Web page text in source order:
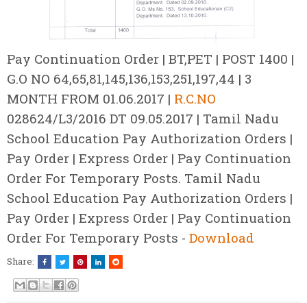
Pay Continuation Order | BT,PET | POST 1400 |
G.O NO 64,65,81,145,136,153,251,197,44 | 3
MONTH FROM 01.06.2017 | R.C.NO
028624/L3/2016 DT 09.05.2017 | Tamil Nadu
School Education Pay Authorization Orders |
Pay Order | Express Order | Pay Continuation
Order For Temporary Posts. Tamil Nadu
School Education Pay Authorization Orders |
Pay Order | Express Order | Pay Continuation
Order For Temporary Posts - Download
Share: